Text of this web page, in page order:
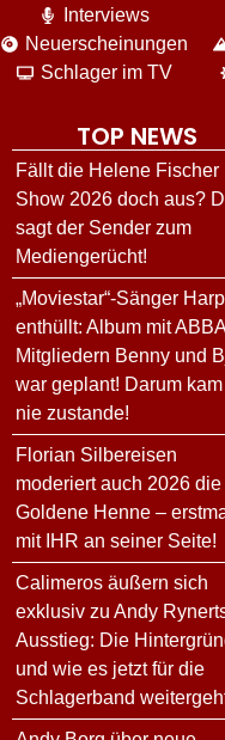
Interviews
Neuerscheinungen
Schlager im TV
TOP NEWS
Fällt die Helene Fischer
Show 2026 doch aus?
sagt der Sender zum
Mediengerücht!
„Moviestar“-Sänger
enthüllt: Album mit
Mitgliedern Benny und
war geplant! Darum
nie zustande!
Florian Silbereisen
moderiert auch 2026 die
Goldene Henne –
mit IHR an seiner Seite!
Calimeros äußern sich
exklusiv zu Andy
Ausstieg: Die
und wie es jetzt für die
Schlagerband